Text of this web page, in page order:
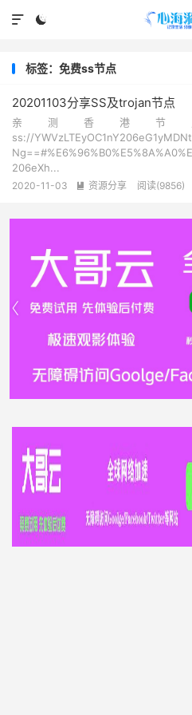


标签：免费ss节点
20201103分享SS及trojan节点
亲测香港节
ss://
206eXh...
2020-11-03  资源分享 阅读(9856)
